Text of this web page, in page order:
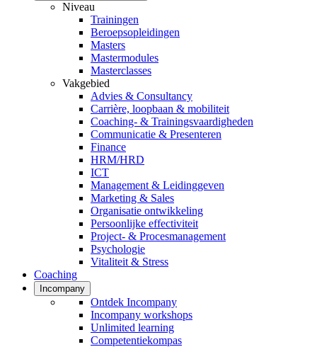
Niveau
Trainingen
Beroepsopleidingen
Masters
Mastermodules
Masterclasses
Vakgebied
Advies & Consultancy
Carrière, loopbaan & mobiliteit
Coaching- & Trainingsvaardigheden
Communicatie & Presenteren
Finance
HRM/HRD
ICT
Management & Leidinggeven
Marketing & Sales
Organisatie ontwikkeling
Persoonlijke effectiviteit
Project- & Procesmanagement
Psychologie
Vitaliteit & Stress
Coaching
Incompany
Ontdek Incompany
Incompany workshops
Unlimited learning
Competentiekompas